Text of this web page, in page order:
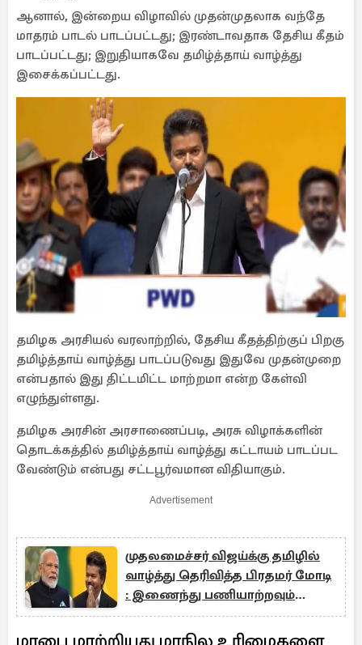
ஆனால், இன்றைய விழாவில் முதன்முதலாக வந்தே
மாதரம் பாடல் பாடப்பட்டது; இரண்டாவதாக தேசிய கீதம்
பாடப்பட்டது; இறுதியாகவே தமிழ்த்தாய் வாழ்த்து
இசைக்கப்பட்டது.
தமிழக அரசியல் வரலாற்றில், தேசிய கீதத்திற்குப் பிறகு
தமிழ்த்தாய் வாழ்த்து பாடப்படுவது இதுவே முதன்முறை
என்பதால் இது திட்டமிட்ட மாற்றமா என்ற கேள்வி
எழுந்துள்ளது.
தமிழக அரசின் அரசாணைப்படி, அரசு விழாக்களின்
தொடக்கத்தில் தமிழ்த்தாய் வாழ்த்து கட்டாயம் பாடப்பட
வேண்டும் என்பது சட்டபூர்வமான விதியாகும்.
Advertisement
முதலமைச்சர் விஜய்க்கு தமிழில்
வாழ்த்து தெரிவித்த பிரதமர் மோடி
: இணைந்து பணியாற்றவும்
அழைப்பு
மரபை மாற்றியது மாநில உரிமைகளை